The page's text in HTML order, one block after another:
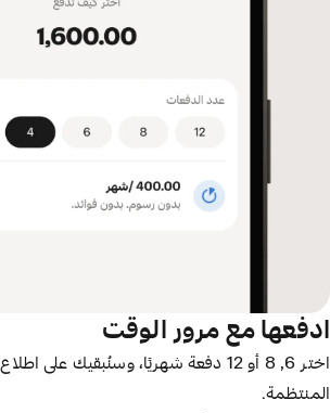
ادفعها مع مرور الوقت
اختر 6, 8 أو 12 دفعة شهريًا، وسنُبقيك على
المنتظمة.